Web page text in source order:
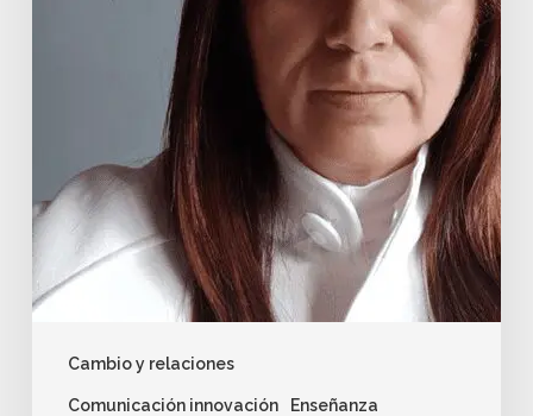
Cambio y relaciones
Comunicación innovación Enseñanza